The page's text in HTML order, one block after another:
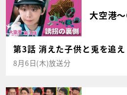
大空港
第3話 消えた子供と兎を追え
8月6日(木)放送分